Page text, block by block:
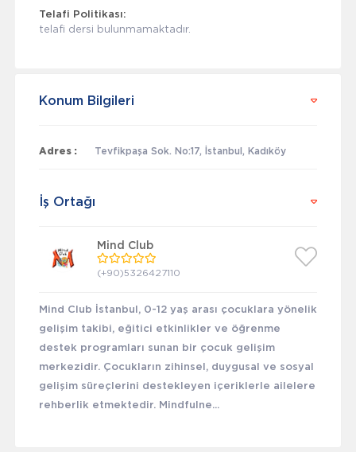
Telafi Politikası:
telafi dersi bulunmamaktadır.
Konum Bilgileri
Adres : Tevfikpaşa Sok. No:17, İstanbul, Kadıköy
İş Ortağı
Mind Club
(+90)5326427110
Mind Club İstanbul, 0-12 yaş arası çocuklara yönelik
gelişim takibi, eğitici etkinlikler ve öğrenme
destek programları sunan bir çocuk gelişim
merkezidir. Çocukların zihinsel, duygusal ve sosyal
gelişim süreçlerini destekleyen içeriklerle ailelere
rehberlik etmektedir. Mindfulne...